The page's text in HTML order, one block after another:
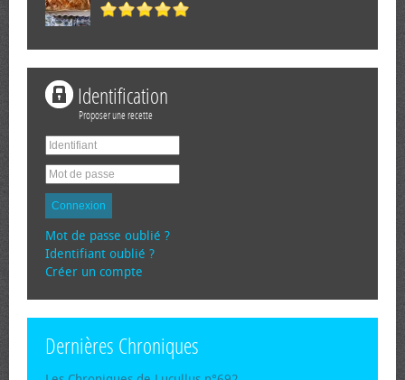
Identification
Proposer une recette
Connexion
Mot de passe oublié ?
Identifiant oublié ?
Créer un compte
Dernières Chroniques